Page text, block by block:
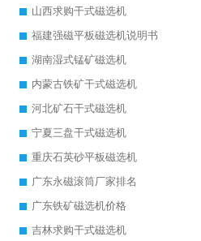
山西求购干式磁选机
福建强磁平板磁选机说明书
湖南湿式锰矿磁选机
内蒙古铁矿干式磁选机
河北矿石干式磁选机
宁夏三盘干式磁选机
重庆石英砂平板磁选机
广东永磁滚筒厂家排名
广东铁矿磁选机价格
吉林求购干式磁选机